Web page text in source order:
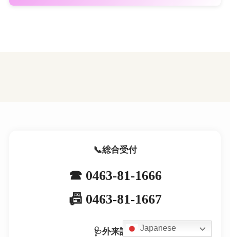
総合受付
☎ 0463-81-1666
📠 0463-81-1667
外来診療 Japanese